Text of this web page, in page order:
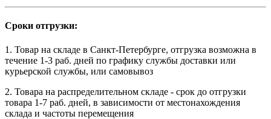
Сроки отгрузки:
1. Товар на складе в Санкт-Петербурге, отгрузка возможна в
течение 1-3 раб. дней по графику службы доставки или
курьерской службы, или самовывоз
2. Товара на распределительном складе - срок до отгрузки
товара 1-7 раб. дней, в зависимости от местонахождения
склада и частоты перемещения